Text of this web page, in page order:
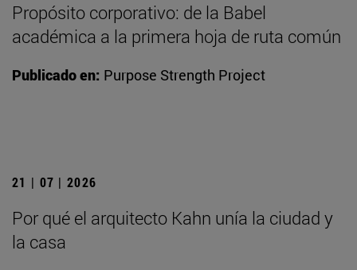
Propósito corporativo: de la Babel
académica a la primera hoja de ruta común
Publicado en: Purpose Strength Project
21 | 07 | 2026
Por qué el arquitecto Kahn unía la ciudad y
la casa